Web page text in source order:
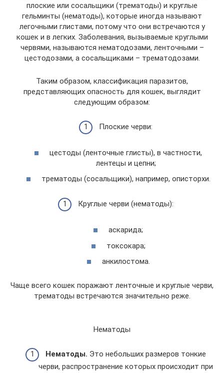
плоские или сосальщики (трематоды) и круглые
гельминты (нематоды), которые иногда называют
легочными глистами, потому что они встречаются у
кошек и в легких. Заболевания, вызываемые круглыми
червями, называются нематодозами, ленточными –
цестодозами, а сосальщиками – трематодозами.
Таким образом, классификация паразитов,
представляющих опасность для кошек, выглядит
следующим образом:
Плоские черви:
цестоды (ленточные глисты), в частности,
лентецы и цепни;
трематоды (сосальщики), например, описторхи.
Круглые черви (нематоды):
аскарида;
токсокара;
анкилостома.
Чаще всего кошек поражают ленточные и круглые черви,
трематоды встречаются значительно реже.
Нематоды
Нематоды. Это небольших размеров тонкие
черви, распространение которых происходит при